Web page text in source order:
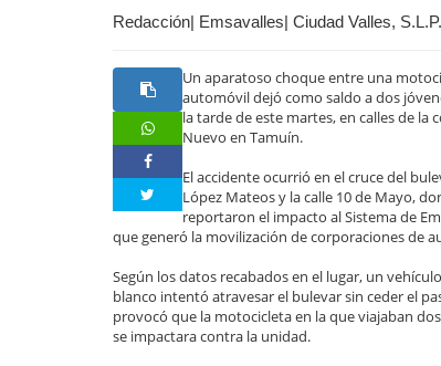
Redacción| Emsavalles| Ciudad Valles,
Un aparatoso choque entre una
automóvil dejó como saldo a dos
la tarde de este martes, en calles de la
Nuevo en Tamuín.
El accidente ocurrió en el cruce del
López Mateos y la calle 10 de Mayo,
reportaron el impacto al Sistema de
que generó la movilización de corporaciones de
Según los datos recabados en el lugar, un
blanco intentó atravesar el bulevar sin ceder el
provocó que la motocicleta en la que viajaban
se impactara contra la unidad.